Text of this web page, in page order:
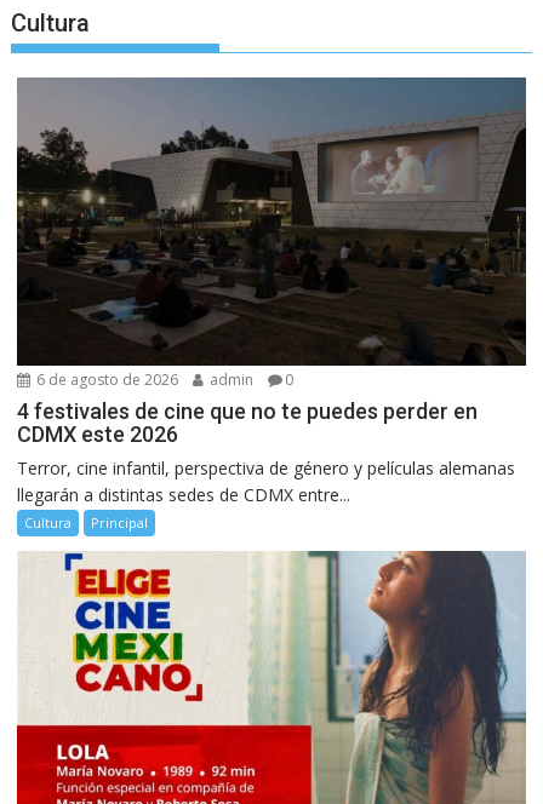
Cultura
6 de agosto de 2026 admin 0
4 festivales de cine que no te puedes perder en
CDMX este 2026
Terror, cine infantil, perspectiva de género y películas alemanas
llegarán a distintas sedes de CDMX entre...
Cultura Principal